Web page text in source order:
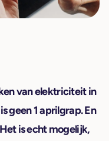
van elektriciteit in
geen 1 aprilgrap. En
is echt mogelijk,